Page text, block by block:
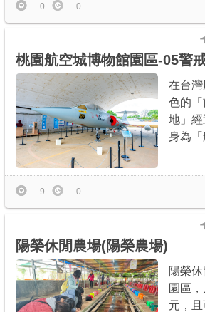
0 0
桃園航空城博物館園區-05警
在台
色的
地」
身為「
9 0
陽榮休閒農場(陽榮農場)
陽榮
園區
元，